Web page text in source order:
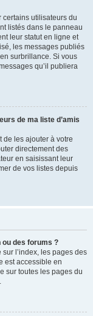
certains utilisateurs du
listés dans le panneau
leur statut en ligne et
les messages publiés
surbrillance. Si vous
qu’il publiera
de ma liste d’amis
de les ajouter à votre
directement des
en saisissant leur
de vos listes depuis
des forums ?
l’index, les pages des
est accessible en
sur toutes les pages du